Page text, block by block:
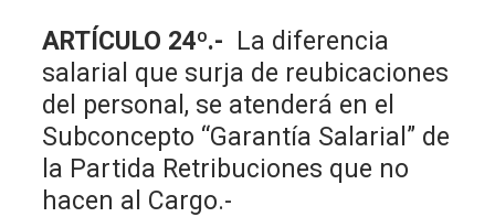
ARTÍCULO 24º.- La diferencia
salarial que surja de reubicaciones
del personal, se atenderá en el
Subconcepto “Garantía Salarial” de
la Partida Retribuciones que no
hacen al Cargo.-